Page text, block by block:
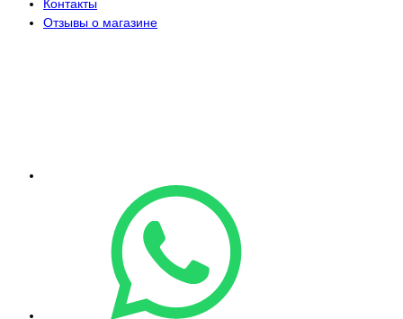
Контакты
Отзывы о магазине